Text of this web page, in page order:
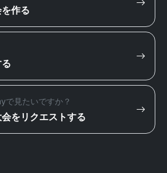
作る
で見たいですか？
をリクエストする